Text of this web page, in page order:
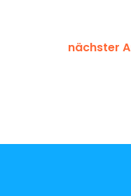
nächster